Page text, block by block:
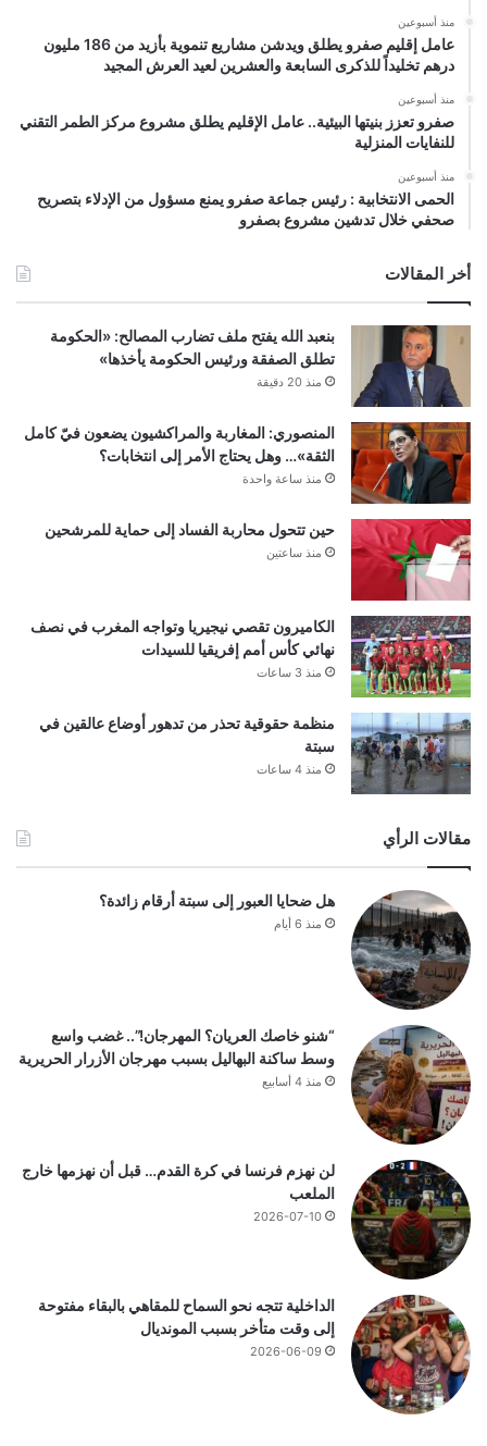
منذ أسبوعين
عامل إقليم صفرو يطلق ويدشن مشاريع تنموية بأزيد من 186 مليون
درهم تخليداً للذكرى السابعة والعشرين لعيد العرش المجيد
منذ أسبوعين
صفرو تعزز بنيتها البيئية.. عامل الإقليم يطلق مشروع مركز الطمر التقني
للنفايات المنزلية
منذ أسبوعين
الحمى الانتخابية : رئيس جماعة صفرو يمنع مسؤول من الإدلاء بتصريح
صحفي خلال تدشين مشروع بصفرو
أخر المقالات
بنعبد الله يفتح ملف تضارب المصالح: «الحكومة
تطلق الصفقة ورئيس الحكومة يأخذها»
منذ 20 دقيقة
المنصوري: المغاربة والمراكشيون يضعون فيّ كامل
الثقة»… وهل يحتاج الأمر إلى انتخابات؟
منذ ساعة واحدة
حين تتحول محاربة الفساد إلى حماية للمرشحين
منذ ساعتين
الكاميرون تقصي نيجيريا وتواجه المغرب في نصف
نهائي كأس أمم إفريقيا للسيدات
منذ 3 ساعات
منظمة حقوقية تحذر من تدهور أوضاع عالقين في
سبتة
منذ 4 ساعات
مقالات الرأي
هل ضحايا العبور إلى سبتة أرقام زائدة؟
منذ 6 أيام
“شنو خاصك العريان؟ المهرجان!”.. غضب واسع
وسط ساكنة البهاليل بسبب مهرجان الأزرار الحريرية
منذ 4 أسابيع
لن نهزم فرنسا في كرة القدم… قبل أن نهزمها خارج
الملعب
2026-07-10
الداخلية تتجه نحو السماح للمقاهي بالبقاء مفتوحة
إلى وقت متأخر بسبب المونديال
2026-06-09